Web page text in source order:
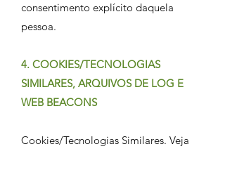
consentimento explícito daquela
pessoa.
4. COOKIES/TECNOLOGIAS
SIMILARES, ARQUIVOS DE LOG E
WEB BEACONS
Cookies/Tecnologias Similares. Veja